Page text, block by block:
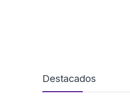
Destacados